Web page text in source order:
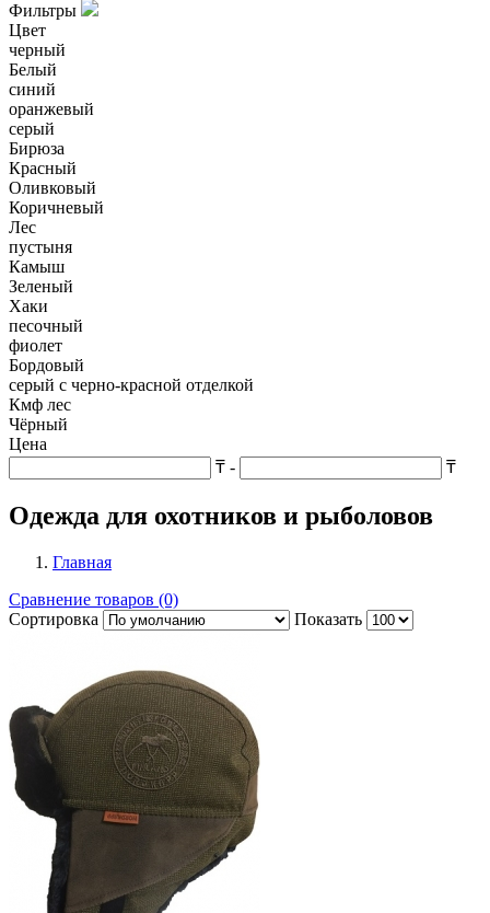
Фильтры
Цвет
черный
Белый
синий
оранжевый
серый
Бирюза
Красный
Оливковый
Коричневый
Лес
пустыня
Камыш
Зеленый
Хаки
песочный
фиолет
Бордовый
серый с черно-красной отделкой
Кмф лес
Чёрный
Цена
₸ - ₸
Одежда для охотников и рыболовов
Главная
Сравнение товаров (0)
Сортировка
Показать